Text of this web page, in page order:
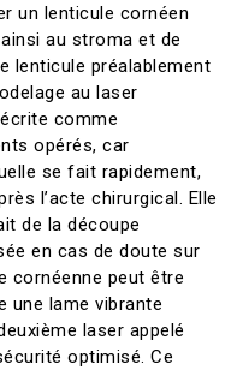
un lenticule cornéen
au stroma et de
lenticule préalablement
au laser
comme
opérés, car
se fait rapidement,
l’acte chirurgical. Elle
de la découpe
en cas de doute sur
cornéenne peut être
une lame vibrante
laser appelé
optimisé. Ce